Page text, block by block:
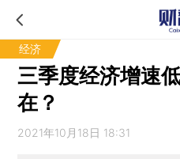
经济
三季度经济增速
在？
2021年10月18日 18:31